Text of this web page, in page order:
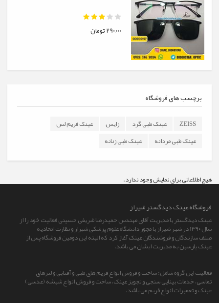
290,000 تومان
برچسب های فروشگاه
ZEISS عینک طبی گرد زایس
عینک فریم لس
عینک طبی مردانه
عینک طبی زنانه
هیچ اطلاعاتی برای نمایش وجود ندارد.
فروشگاه عينک ديدگستر شيراز
عینک دیدگستر با مدیریت آقای مهندس حمیدرضا شریفی حسینی فعالیت خود را از
سال 13۹۰ در شهر شیراز با مجوز دانشگاه علوم پزشکی شیراز و نظارت اتحادیه
صنف سازندگان و فروشندگان عینک آغاز کرد که البته این دومین فروشگاه پس از
عینک پارسین به مدیریت ایشان می باشد.
فعالیت این گروه شامل: ساخت و فروش انواع فریم های طبی و آفتابی و لنزهای
تماسی، خدمات بینایی سنجی و تجویز عینک، ساخت و فروش انواع شیشه (عدسی)
عینک و تعمیرات انواع فریم می باشد.